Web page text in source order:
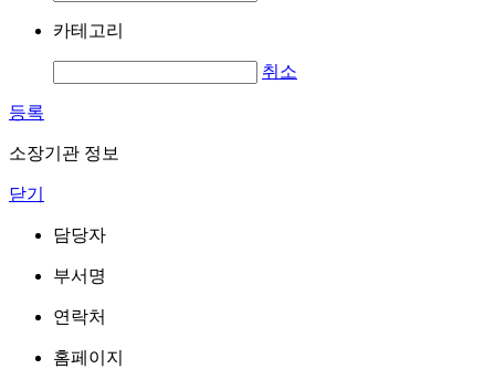
카테고리
취소
등록
소장기관 정보
닫기
담당자
부서명
연락처
홈페이지